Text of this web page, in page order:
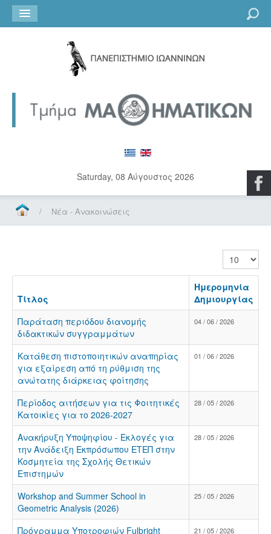
Saturday, 08 Αύγουστος 2026
/ Νέα - Ανακοινώσεις
Εμφάνιση
Τίτλος
Ημερομηνία
Δημιουργίας
Παράταση περιόδου διανομής
διδακτικών συγγραμμάτων
04 / 06 / 2026
Κατάθεση πιστοποιητικών αναπηρίας
για εξαίρεση από τη ρύθμιση της
ανώτατης διάρκειας φοίτησης
01 / 06 / 2026
Περίοδος αιτήσεων για τις Φοιτητικές
Κατοικίες για το 2026-2027
28 / 05 / 2026
Ανακήρυξη Υποψηφίου - Εκλογές για
την Ανάδειξη Εκπρόσωπου ΕΤΕΠ στην
Κοσμητεία της Σχολής Θετικών
Επιστημών
28 / 05 / 2026
Workshop and Summer School in
Geometric Analysis (2026)
25 / 05 / 2026
Πρόγραμμα Υποτροφιών Fulbright
21 / 05 / 2026